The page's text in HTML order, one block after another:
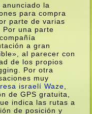
la
para compra
parte de varias
Por una parte
a gran
al parecer con
de los propios
Por otra
muy
israelí­ Waze
de GPS gratuita,
indica las rutas a
de posición y